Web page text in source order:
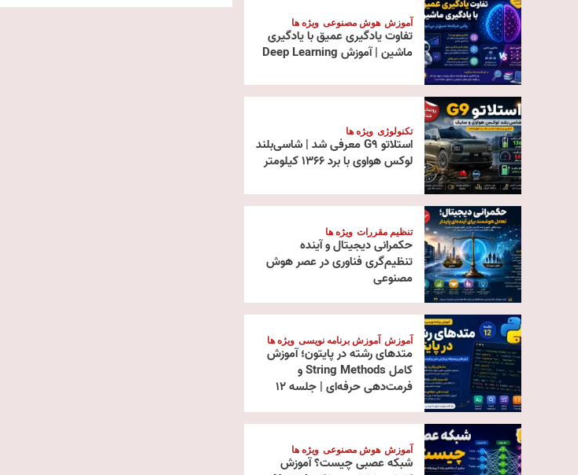
آموزش هوش مصنوعی ویژه ها
تفاوت یادگیری عمیق با یادگیری
ماشین | آموزش Deep Learning
تکنولوژی ویژه ها
استلاتو G9 معرفی شد | شاسی‌بلند
لوکس هواوی با برد ۱۳۶۶ کیلومتر
تنظیم مقررات ویژه ها
حکمرانی دیجیتال و آینده
تنظیم‌گری فناوری در عصر هوش
مصنوعی
آموزش آموزش برنامه نویسی ویژه ها
متدهای رشته در پایتون؛ آموزش
کامل String Methods و
فرمت‌دهی حرفه‌ای | جلسه ۱۲
آموزش هوش مصنوعی ویژه ها
شبکه عصبی چیست؟ آموزش